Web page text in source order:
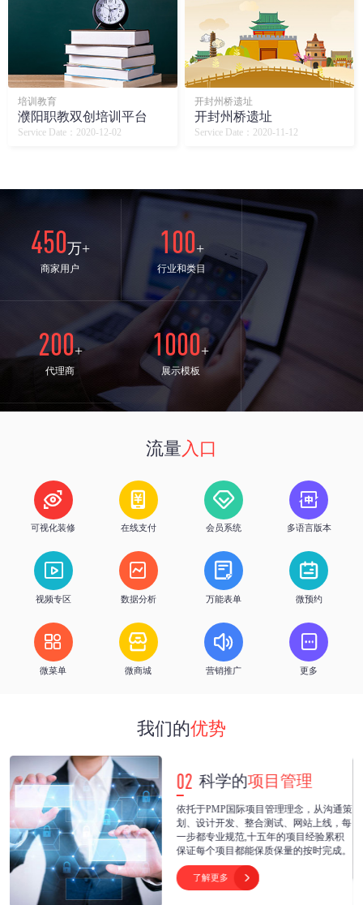
培训教育
濮阳职教双创培训平台
Service Date：2020-12-02
开封州桥遗址
开封州桥遗址
Service Date：2020-11-12
450万+
商家用户
100+
行业和类目
200+
代理商
1000+
展示模板
24h
流量入口

可视化装修

在线支付

会员系统

多语言版本

视频专区

数据分析

万能表单

微预约

微菜单

微商城

营销推广

更多
我们的优势
02 科学的项目管理
依托于PMP国际项目管理理念，从沟通策
划、设计开发、整合测试、网站上线，每
一步都专业规范,十五年的项目经验累积
保证每个项目都能保质保量的按时完成。
了解更多 